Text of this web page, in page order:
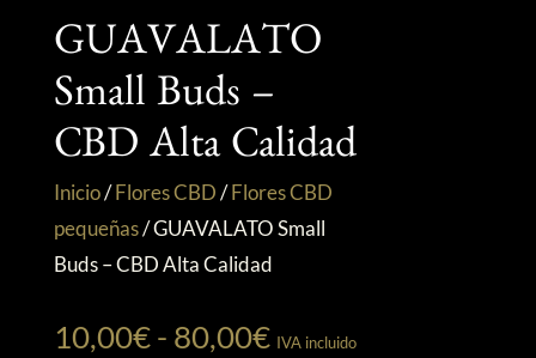
GUAVALATO
Small Buds –
CBD Alta Calidad
Inicio/Flores CBD/Flores CBD
pequeñas/GUAVALATO Small
Buds – CBD Alta Calidad
10,00€- 80,00€Rango
IVA incluido